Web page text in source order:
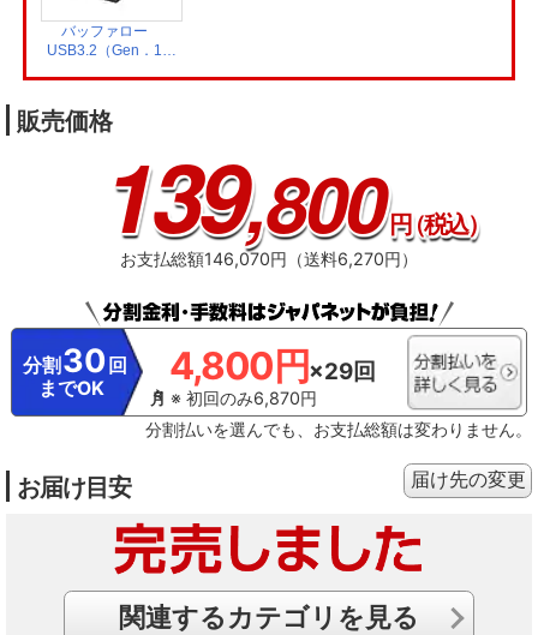
バッファロー
USB3.2（Gen．1）
ック HD-LE4U3-
BB
販売価格
139,800円（税込）
お支払総額146,070円（送料6,270円）
分割 30 回
までOK
4,800円×29回
※ 初回のみ6,870円
分割払いを選んでも、お支払総額は変わりません。
お届け目安 届け先の変更
関連するカテゴリを見る